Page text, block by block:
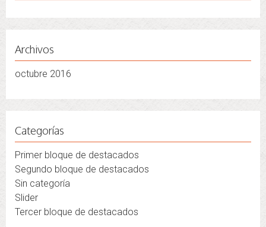
Archivos
octubre 2016
Categorías
Primer bloque de destacados
Segundo bloque de destacados
Sin categoría
Slider
Tercer bloque de destacados